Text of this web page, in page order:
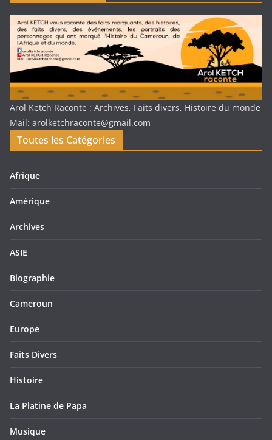
Arol Ketch Raconte : Archives, Faits divers, Histoire du monde
Mail: arolketchraconte@gmail.com
Toutes les Catégories
Afrique
Amérique
Archives
ASIE
Biographie
Cameroun
Europe
Faits Divers
Histoire
La Platine de Papa
Musique